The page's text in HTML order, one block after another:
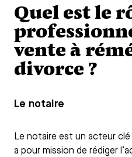
Quel est le
vente à
divorce ?
Le notaire
Le notaire est un acteur clé
a pour mission de rédiger